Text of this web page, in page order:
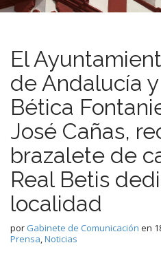
El
de Andalucía
Bética
José Cañas,
brazalete de
Real Betis
localidad
por Gabinete de Comunicación en
Prensa,Noticias